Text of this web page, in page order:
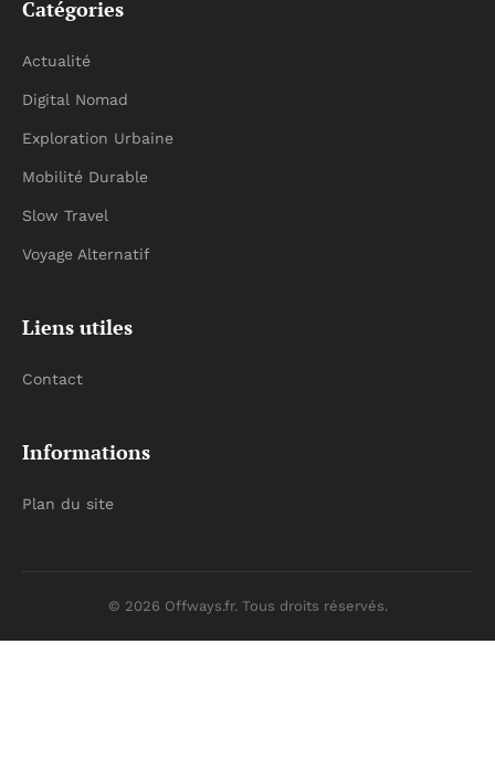
Catégories
Actualité
Digital Nomad
Exploration Urbaine
Mobilité Durable
Slow Travel
Voyage Alternatif
Liens utiles
Contact
Informations
Plan du site
© 2026 Offways.fr. Tous droits réservés.